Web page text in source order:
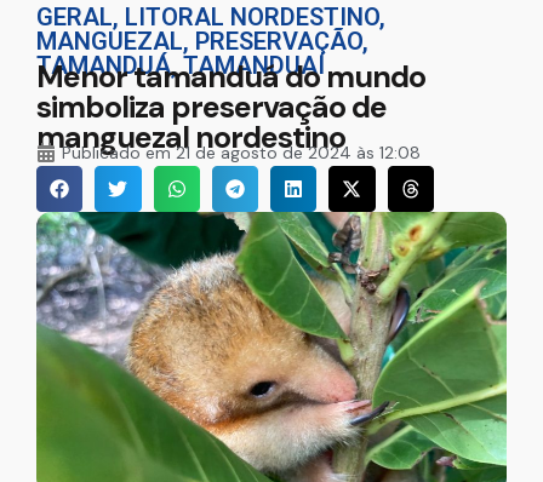
GERAL, LITORAL NORDESTINO,
MANGUEZAL, PRESERVAÇÃO,
TAMANDUÁ,TAMANDUAÍ
Menor tamanduá do mundo
simboliza preservação de
manguezal nordestino
Publicado em21 de agosto de 2024 às 12:08